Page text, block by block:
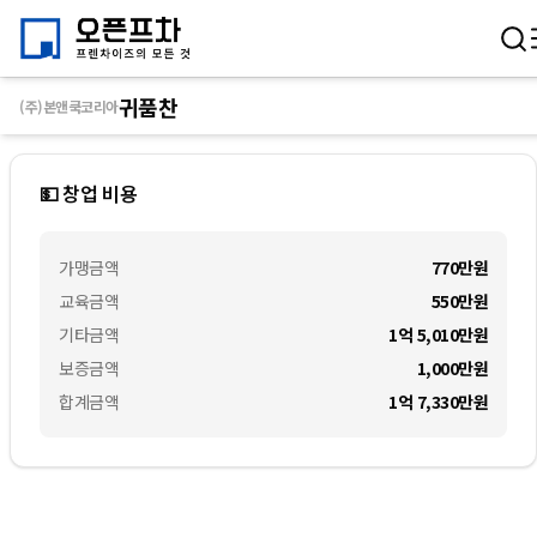
(주)본앤쿡코리아귀품찬
💵 창업 비용
가맹금액
교육금액
기타금액
보증금액
합계금액
770만원
550만원
1억 5,010만원
1,000만원
1억 7,330만원